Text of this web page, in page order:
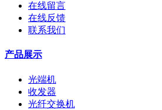
在线留言
在线反馈
联系我们
产品展示
光端机
收发器
光纤交换机